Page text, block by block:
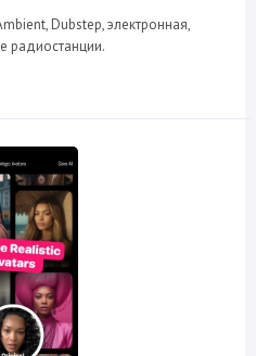
Dubstep, электронная,
радиостанции.